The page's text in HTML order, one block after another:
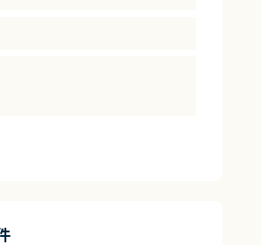
用が拡大しています。